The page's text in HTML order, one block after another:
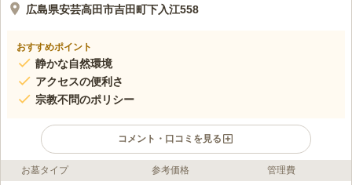
広島県安芸高田市吉田町下入江558
おすすめポイント
静かな自然環境
アクセスの便利さ
宗教不問のポリシー
コメント・口コミを見る
口コミ評価
お墓タイプ 参考価格 管理費